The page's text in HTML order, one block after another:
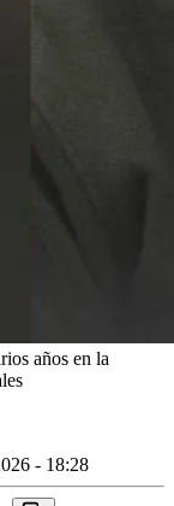
años en la
- 18:28